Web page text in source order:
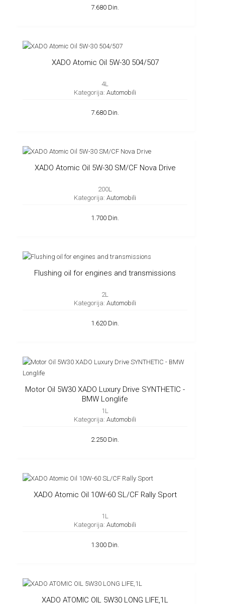
7.680 Din.
XADO Atomic Oil 5W-30 504/507
4L
Kategorija: Automobili
7.680 Din.
XADO Atomic Oil 5W-30 SM/CF Nova Drive
200L
Kategorija: Automobili
1.700 Din.
Flushing oil for engines and transmissions
2L
Kategorija: Automobili
1.620 Din.
Motor Oil 5W30 XADO Luxury Drive SYNTHETIC -
BMW Longlife
1L
Kategorija: Automobili
2.250 Din.
XADO Atomic Oil 10W-60 SL/CF Rally Sport
1L
Kategorija: Automobili
1.300 Din.
XADO ATOMIC OIL 5W30 LONG LIFE,1L